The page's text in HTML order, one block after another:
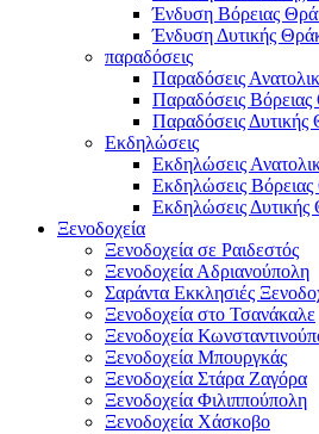
Ένδυση Βόρειας
Ένδυση Δυτικής
παραδόσεις
Παραδόσεις
Παραδόσεις
Παραδόσεις Δυτικής
Εκδηλώσεις
Εκδηλώσεις
Εκδηλώσεις
Εκδηλώσεις Δυτικής
Ξενοδοχεία
Ξενοδοχεία σε Ραιδεστός
Ξενοδοχεία Αδριανούπολη
Σαράντα Εκκλησιές
Ξενοδοχεία στο Τσανάκαλε
Ξενοδοχεία
Ξενοδοχεία Μπουργκάς
Ξενοδοχεία Στάρα Ζαγόρα
Ξενοδοχεία Φιλιππούπολη
Ξενοδοχεία Χάσκοβο